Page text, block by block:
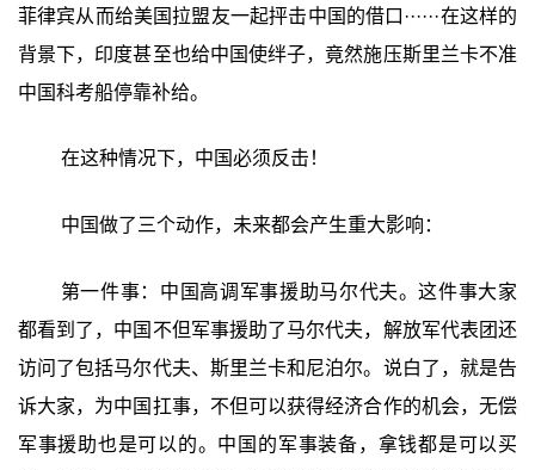
菲律宾从而给美国拉盟友一起抨击中国的借口······在这样的
背景下，印度甚至也给中国使绊子，竟然施压斯里兰卡不准
中国科考船停靠补给。
在这种情况下，中国必须反击！
中国做了三个动作，未来都会产生重大影响：
第一件事：中国高调军事援助马尔代夫。这件事大家
都看到了，中国不但军事援助了马尔代夫，解放军代表团还
访问了包括马尔代夫、斯里兰卡和尼泊尔。说白了，就是告
诉大家，为中国扛事，不但可以获得经济合作的机会，无偿
军事援助也是可以的。中国的军事装备，拿钱都是可以买